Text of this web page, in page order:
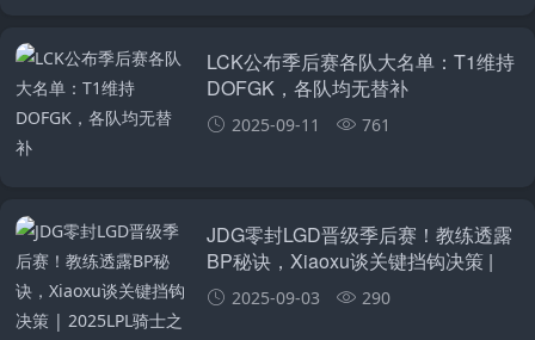
LCK公布季后赛各队大名单：T1维持
DOFGK，各队均无替补
2025-09-11 761
JDG零封LGD晋级季后赛！教练透露
BP秘诀，Xiaoxu谈关键挡钩决策 |
2025LPL骑士之路
2025-09-03 290